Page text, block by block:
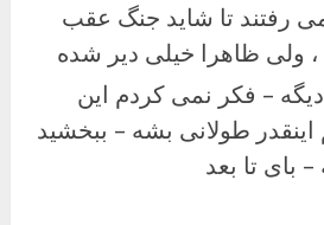
رفتند تا شاید جنگ عقب
، ولی ظاهرا خیلی دیر شده
– فکر نمی کردم این
اینقدر طولانی بشه – ببخشید
بای تا بعد